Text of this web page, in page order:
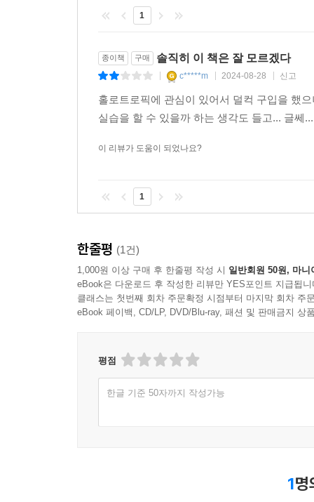
1
종이책 구매 솔직히 이 책은 잘 모르겠다
c*****m 2024-08-28 신고
홀로트로픽에 관심이 있어서 덜컥 구입을 했
실습을 할 수 있을까 하는 생각도 들고... 글쎄
이 리뷰가 도움이 되었나요?
1
한줄평 (1건)
1,000원 이상 구매 후 한줄평 작성 시 일반회원 50원, 마니
eBook은 다운로드 후 작성한 리뷰만 YES포인트 지급됩니
클래스는 첫번째 회차 주문확정 시점부터 마지막 회차 주
eBook 페이백, CD/LP, DVD/Blu-ray, 패션 및 판매금지 상
평점
한글 기준 50자까지 작성가능
1명